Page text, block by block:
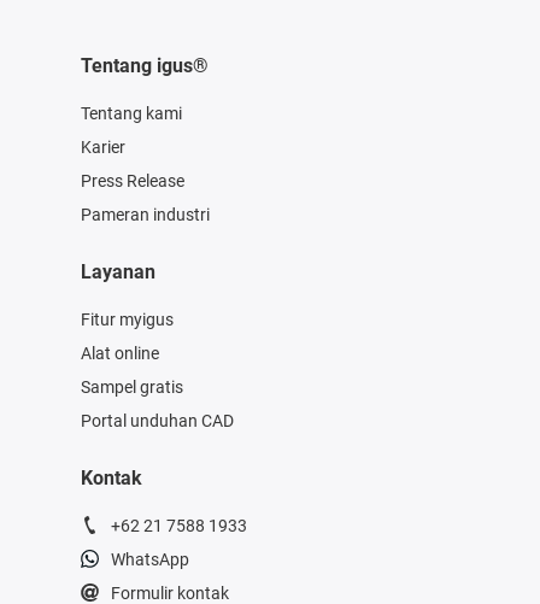
Tentang igus®
Tentang kami
Karier
Press Release
Pameran industri
Layanan
Fitur myigus
Alat online
Sampel gratis
Portal unduhan CAD
Kontak
+62 21 7588 1933
WhatsApp
Formulir kontak